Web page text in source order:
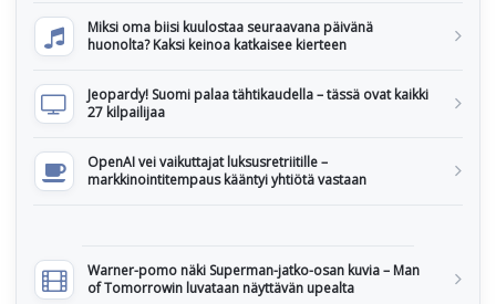
Miksi oma biisi kuulostaa seuraavana päivänä
huonolta? Kaksi keinoa katkaisee kierteen
Jeopardy! Suomi palaa tähtikaudella – tässä ovat kaikki
27 kilpailijaa
OpenAI vei vaikuttajat luksusretriitille –
markkinointitempaus kääntyi yhtiötä vastaan
Warner-pomo näki Superman-jatko-osan kuvia – Man
of Tomorrowin luvataan näyttävän upealta